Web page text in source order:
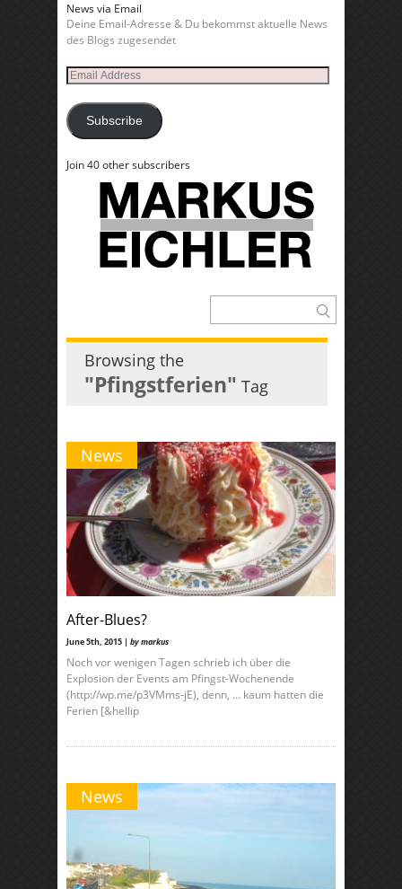
News via Email
Deine Email-Adresse & Du bekommst aktuelle News
des Blogs zugesendet
Email
Address
Subscribe
Join 40 other subscribers
Browsing the
"Pfingstferien" Tag
News
After-Blues?
June 5th, 2015 | by markus
Noch vor wenigen Tagen schrieb ich über die
Explosion der Events am Pfingst-Wochenende
(http://wp.me/p3VMms-jE), denn, … kaum hatten die
Ferien [&hellip
News